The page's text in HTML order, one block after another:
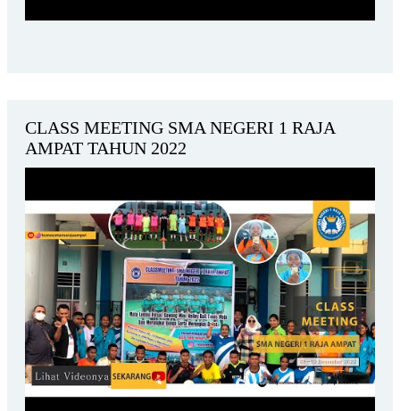
CLASS MEETING SMA NEGERI 1 RAJA
AMPAT TAHUN 2022